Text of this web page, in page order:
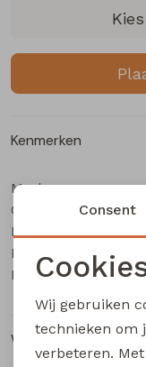
Bermuda's
Kenmerken
Merk
Categorie
Leverancierscode
Bestelcode
Kleur
Winkelvoorraad
Analytische
Consent
Wij gebruiken
technieken om
verbeteren.